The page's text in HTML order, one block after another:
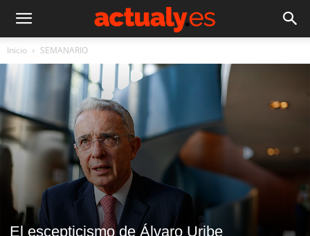
Inicio SEMANARIO
El escepticismo de Álvaro Uribe